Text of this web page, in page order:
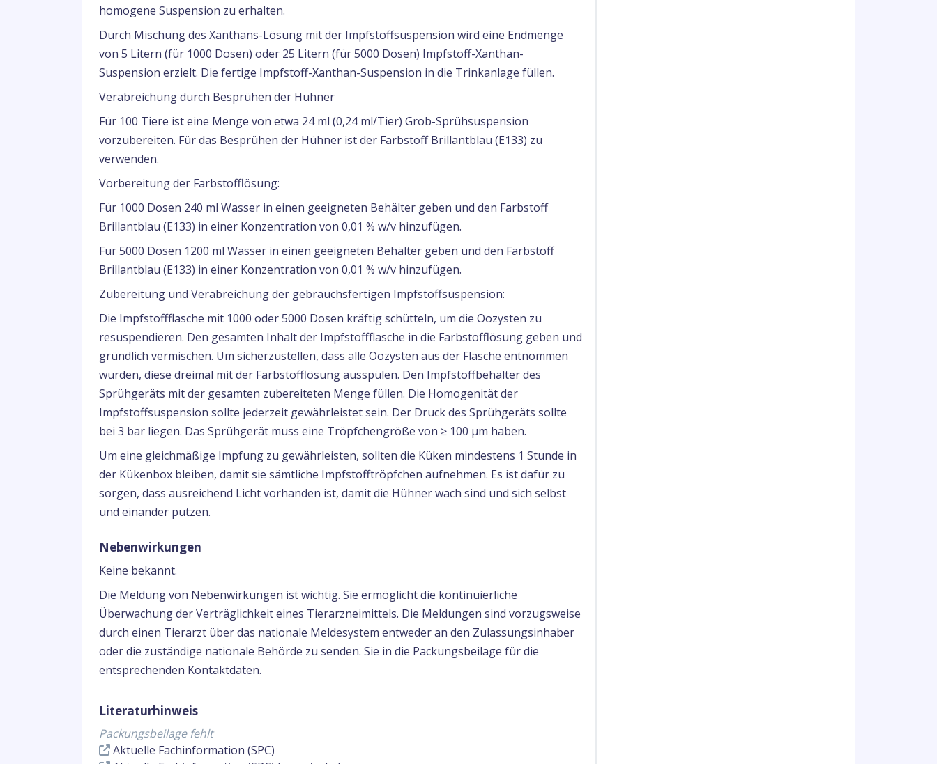
homogene Suspension zu erhalten.
Durch Mischung des Xanthans-Lösung mit der Impfstoffsuspension wird eine Endmenge
von 5 Litern (für 1000 Dosen) oder 25 Litern (für 5000 Dosen) Impfstoff-Xanthan-
Suspension erzielt. Die fertige Impfstoff-Xanthan-Suspension in die Trinkanlage füllen.
Verabreichung durch Besprühen der Hühner
Für 100 Tiere ist eine Menge von etwa 24 ml (0,24 ml/Tier) Grob-Sprühsuspension
vorzubereiten. Für das Besprühen der Hühner ist der Farbstoff Brillantblau (E133) zu
verwenden.
Vorbereitung der Farbstofflösung:
Für 1000 Dosen 240 ml Wasser in einen geeigneten Behälter geben und den Farbstoff
Brillantblau (E133) in einer Konzentration von 0,01 % w/v hinzufügen.
Für 5000 Dosen 1200 ml Wasser in einen geeigneten Behälter geben und den Farbstoff
Brillantblau (E133) in einer Konzentration von 0,01 % w/v hinzufügen.
Zubereitung und Verabreichung der gebrauchsfertigen Impfstoffsuspension:
Die Impfstoffflasche mit 1000 oder 5000 Dosen kräftig schütteln, um die Oozysten zu
resuspendieren. Den gesamten Inhalt der Impfstoffflasche in die Farbstofflösung geben und
gründlich vermischen. Um sicherzustellen, dass alle Oozysten aus der Flasche entnommen
wurden, diese dreimal mit der Farbstofflösung ausspülen. Den Impfstoffbehälter des
Sprühgeräts mit der gesamten zubereiteten Menge füllen. Die Homogenität der
Impfstoffsuspension sollte jederzeit gewährleistet sein. Der Druck des Sprühgeräts sollte
bei 3 bar liegen. Das Sprühgerät muss eine Tröpfchengröße von ≥ 100 µm haben.
Um eine gleichmäßige Impfung zu gewährleisten, sollten die Küken mindestens 1 Stunde in
der Kükenbox bleiben, damit sie sämtliche Impfstofftröpfchen aufnehmen. Es ist dafür zu
sorgen, dass ausreichend Licht vorhanden ist, damit die Hühner wach sind und sich selbst
und einander putzen.
Nebenwirkungen
Keine bekannt.
Die Meldung von Nebenwirkungen ist wichtig. Sie ermöglicht die kontinuierliche
Überwachung der Verträglichkeit eines Tierarzneimittels. Die Meldungen sind vorzugsweise
durch einen Tierarzt über das nationale Meldesystem entweder an den Zulassungsinhaber
oder die zuständige nationale Behörde zu senden. Sie in die Packungsbeilage für die
entsprechenden Kontaktdaten.
Literaturhinweis
Packungsbeilage fehlt
Aktuelle Fachinformation (SPC)